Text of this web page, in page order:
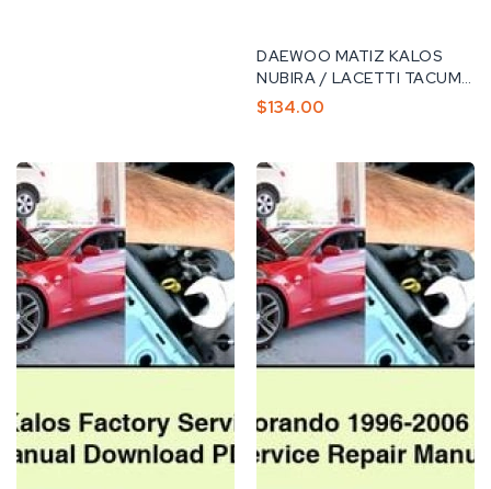
공
급
업
DAEWOO MATIZ KALOS
NUBIRA / LACETTI TACUMA
/ REZZO EVAndA...
정
$134.00
Daewoo
Kalos
Factory
Service
Repair
Manual
Download
PDF
Daewoo
Korando
1996-
2006
Workshop
Service
Repair
Manual